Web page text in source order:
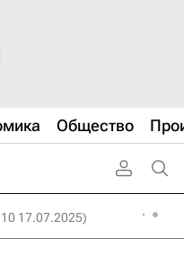
Общество
17.07.2025)